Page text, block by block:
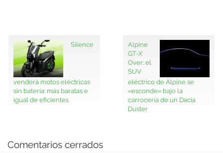
Silence
venderá motos eléctricas
sin batería: más baratas e
igual de eficientes
Alpine
GT-X
Over: el
SUV
eléctrico de Alpine se
«esconde» bajo la
carrocería de un Dacia
Duster
Comentarios cerrados